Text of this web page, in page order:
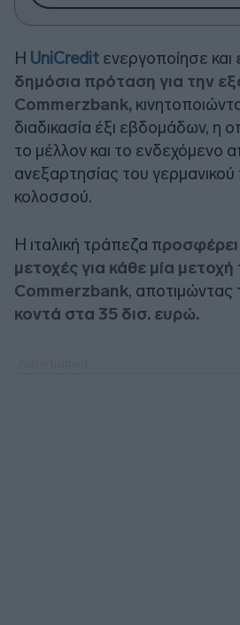
Η UniCredit ενεργοποίησε και
δημόσια πρόταση για την
Commerzbank,
διαδικασία έξι εβδομάδων, η
το μέλλον και το ενδεχόμενο
ανεξαρτησίας του γερμανικού
κολοσσού.
Η ιταλική τράπεζα π
μετοχές για κάθε μία μετοχή
Commerzbank, αποτιμώντας
κοντά στα 35 δισ. ευρώ.